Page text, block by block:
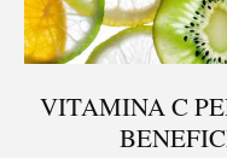
VITAMINA C